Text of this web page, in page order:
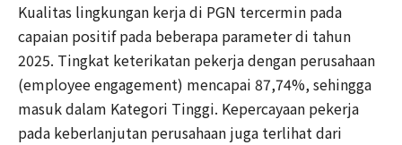
Kualitas lingkungan kerja di PGN tercermin pada
capaian positif pada beberapa parameter di tahun
2025. Tingkat keterikatan pekerja dengan perusahaan
(employee engagement) mencapai 87,74%, sehingga
masuk dalam Kategori Tinggi. Kepercayaan pekerja
pada keberlanjutan perusahaan juga terlihat dari